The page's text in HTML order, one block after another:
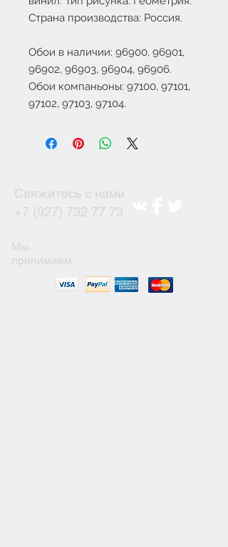
Страна производства: Россия.
Обои в наличии: 96900, 96901,
96902, 96903, 96904, 96906.
Обои компаньоны: 97100, 97101,
97102, 97103, 97104.
Свяжитесь с нами
+7 (927) 732 77 73
Мы
принимаем